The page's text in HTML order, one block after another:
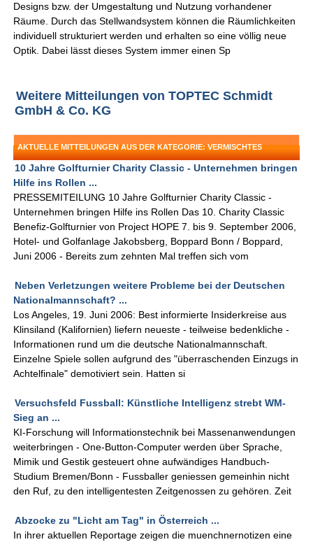
Designs bzw. der Umgestaltung und Nutzung vorhandener
Räume. Durch das Stellwandsystem können die Räumlichkeiten
individuell strukturiert werden und erhalten so eine völlig neue
Optik. Dabei lässt dieses System immer einen Sp
Weitere Mitteilungen von TOPTEC Schmidt
GmbH & Co. KG
AKTUELLE MITTEILUNGEN AUS DER KATEGORIE: VERMISCHTES
10 Jahre Golfturnier Charity Classic - Unternehmen bringen
Hilfe ins Rollen ...
PRESSEMITEILUNG 10 Jahre Golfturnier Charity Classic -
Unternehmen bringen Hilfe ins Rollen Das 10. Charity Classic
Benefiz-Golfturnier von Project HOPE 7. bis 9. September 2006,
Hotel- und Golfanlage Jakobsberg, Boppard Bonn / Boppard,
Juni 2006 - Bereits zum zehnten Mal treffen sich vom
Neben Verletzungen weitere Probleme bei der Deutschen
Nationalmannschaft? ...
Los Angeles, 19. Juni 2006: Best informierte Insiderkreise aus
Klinsiland (Kalifornien) liefern neueste - teilweise bedenkliche -
Informationen rund um die deutsche Nationalmannschaft.
Einzelne Spiele sollen aufgrund des "überraschenden Einzugs in
Achtelfinale" demotiviert sein. Hatten si
Versuchsfeld Fussball: Künstliche Intelligenz strebt WM-
Sieg an ...
KI-Forschung will Informationstechnik bei Massenanwendungen
weiterbringen - One-Button-Computer werden über Sprache,
Mimik und Gestik gesteuert ohne aufwändiges Handbuch-
Studium Bremen/Bonn - Fussballer geniessen gemeinhin nicht
den Ruf, zu den intelligentesten Zeitgenossen zu gehören. Zeit
Abzocke zu "Licht am Tag" in Österreich ...
In ihrer aktuellen Reportage zeigen die muenchnernotizen eine